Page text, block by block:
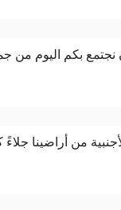
نجتمع بكم اليوم من
من أراضينا جلاءً